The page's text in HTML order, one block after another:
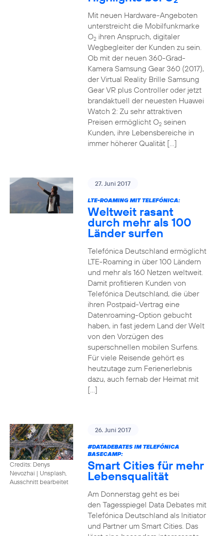
Mit neuen Hardware-Angeboten
unterstreicht die Mobilfunkmarke
O2ihren Anspruch, digitaler
Wegbegleiter der Kunden zu sein.
Ob mit der neuen 360-Grad-
Kamera Samsung Gear 360 (2017),
der Virtual Reality Brille Samsung
Gear VR plus Controller oder jetzt
brandaktuell der neuesten Huawei
Watch 2: Zu sehr attraktiven
Preisen ermöglicht O2seinen
Kunden, ihre Lebensbereiche in
immer höherer Qualität […]
27. Juni 2017
LTE-ROAMING MIT TELEFÓNICA:
Weltweit rasant
durch mehr als 100
Länder surfen
Telefónica Deutschland ermöglicht
LTE-Roaming in über 100 Ländern
und mehr als 160 Netzen weltweit.
Damit profitieren Kunden von
Telefónica Deutschland, die über
ihren Postpaid-Vertrag eine
Datenroaming-Option gebucht
haben, in fast jedem Land der Welt
von den Vorzügen des
superschnellen mobilen Surfens.
Für viele Reisende gehört es
heutzutage zum Ferienerlebnis
dazu, auch fernab der Heimat mit
[…]
Credits: Denys
Nevozhai | Unsplash,
Ausschnitt bearbeitet
26. Juni 2017
#DATADEBATESIM TELEFÓNICA
BASECAMP:
Smart Cities für mehr
Lebensqualität
Am Donnerstag geht es bei
den Tagesspiegel Data Debates mit
Telefónica Deutschland als Initiator
und Partner um Smart Cities. Das